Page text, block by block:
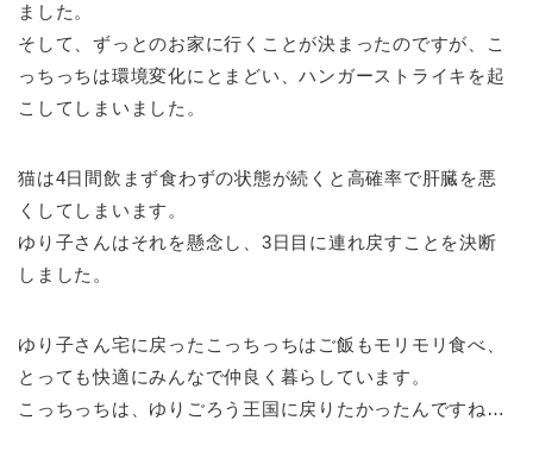
ました。
そして、ずっとのお家に行くことが決まったのですが、こ
っちっちは環境変化にとまどい、ハンガーストライキを起
こしてしまいました。
猫は4日間飲まず食わずの状態が続くと高確率で肝臓を悪
くしてしまいます。
ゆり子さんはそれを懸念し、3日目に連れ戻すことを決断
しました。
ゆり子さん宅に戻ったこっちっちはご飯もモリモリ食べ、
とっても快適にみんなで仲良く暮らしています。
こっちっちは、ゆりごろう王国に戻りたかったんですね…